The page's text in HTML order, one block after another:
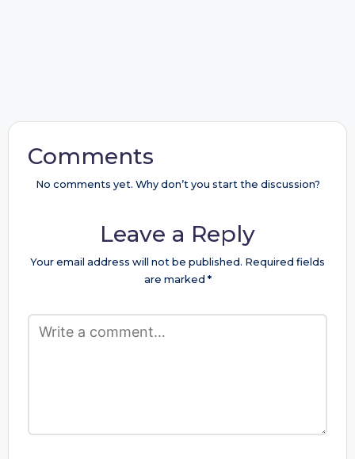
Comments
No comments yet. Why don’t you start the discussion?
Leave a Reply
Your email address will not be published. Required fields
are marked *